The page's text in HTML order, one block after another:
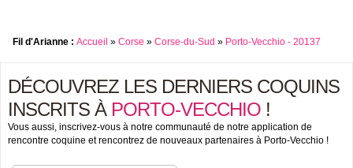
Fil d'Arianne : Accueil » Corse » Corse-du-Sud » Porto-Vecchio - 20137
DÉCOUVREZ LES DERNIERS COQUINS
INSCRITS À PORTO-VECCHIO !
Vous aussi, inscrivez-vous à notre communauté de notre application de
rencontre coquine et rencontrez de nouveaux partenaires à Porto-Vecchio !